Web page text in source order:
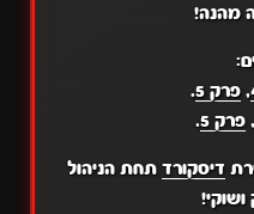
מהנה!
, פרק 5
.
,פרק 5 .
דיסקורד תחת הניהול